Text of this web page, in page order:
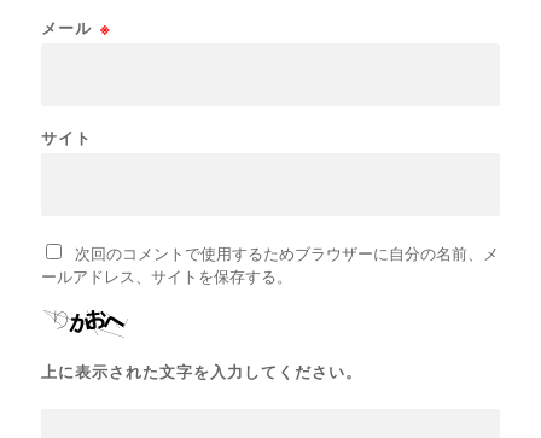
メール ※
サイト
次回のコメントで使用するためブラウザーに自分の名前、メ
ールアドレス、サイトを保存する。
上に表示された文字を入力してください。